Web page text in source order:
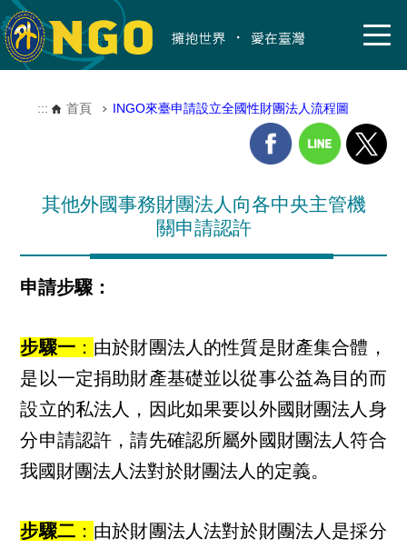
::: 首頁 INGO來臺申請設立全國性財團法人流程圖
其他外國事務財團法人向各中央主管機
關申請認許
申請步驟：
步驟一： 由於財團法人的性質是財產集合體，
是以一定捐助財產基礎並以從事公益為目的而
設立的私法人，因此如果要以外國財團法人身
分申請認許，請先確認所屬外國財團法人符合
我國財團法人法對於財團法人的定義。
步驟二： 由於財團法人法對於財團法人是採分